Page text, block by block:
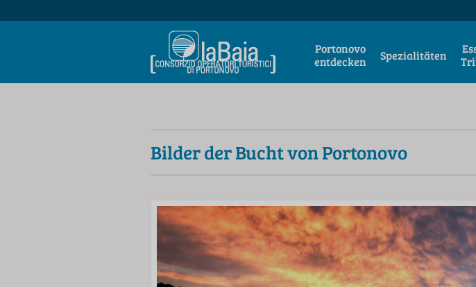
Portonovo
entdecken
Spezialitäten
Bilder der Bucht von Portonovo